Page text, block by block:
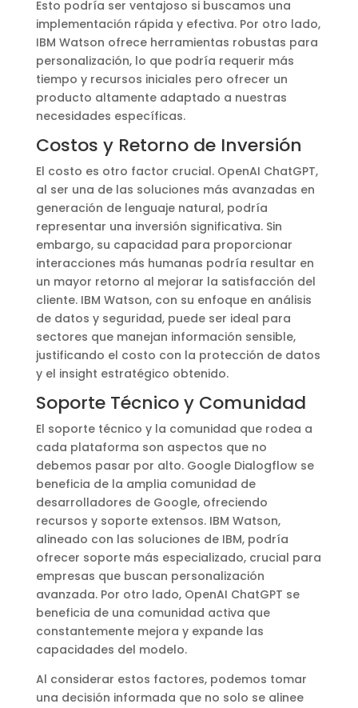
Esto podría ser ventajoso si buscamos una
implementación rápida y efectiva. Por otro lado,
IBM Watson ofrece herramientas robustas para
personalización, lo que podría requerir más
tiempo y recursos iniciales pero ofrecer un
producto altamente adaptado a nuestras
necesidades específicas.
Costos y Retorno de Inversión
El costo es otro factor crucial. OpenAI ChatGPT,
al ser una de las soluciones más avanzadas en
generación de lenguaje natural, podría
representar una inversión significativa. Sin
embargo, su capacidad para proporcionar
interacciones más humanas podría resultar en
un mayor retorno al mejorar la satisfacción del
cliente. IBM Watson, con su enfoque en análisis
de datos y seguridad, puede ser ideal para
sectores que manejan información sensible,
justificando el costo con la protección de datos
y el insight estratégico obtenido.
Soporte Técnico y Comunidad
El soporte técnico y la comunidad que rodea a
cada plataforma son aspectos que no
debemos pasar por alto. Google Dialogflow se
beneficia de la amplia comunidad de
desarrolladores de Google, ofreciendo
recursos y soporte extensos. IBM Watson,
alineado con las soluciones de IBM, podría
ofrecer soporte más especializado, crucial para
empresas que buscan personalización
avanzada. Por otro lado, OpenAI ChatGPT se
beneficia de una comunidad activa que
constantemente mejora y expande las
capacidades del modelo.
Al considerar estos factores, podemos tomar
una decisión informada que no solo se alinee